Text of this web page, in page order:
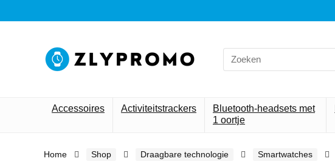
Search
for:
Accessoires Activiteitstrackers
Bluetooth-headsets met
1 oortje
Home Shop Draagbare technologie Smartwatches